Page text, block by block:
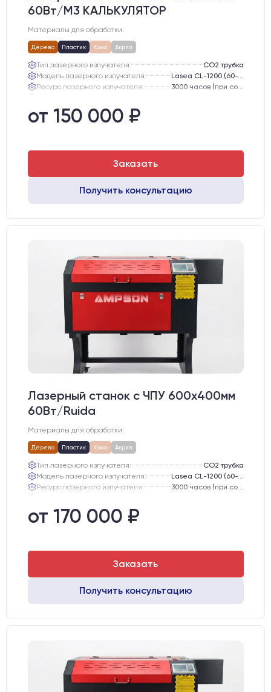
60Вт/М3 КАЛЬКУЛЯТОР
Материалы для обработки:
Дерево Пластик Кожа Акрил
Тип лазерного излучателя:
СО2 трубка
Модель лазерного излучателя:
Lasea CL-1200 (60-75 Вт)
Ресурс лазерного излучателя:
3000 часов (при соблюдении условий эксплуатации)
Зеркала:
Интерфейс подключения станка к ПК:
от 150 000 ₽
Заказать
Получить консультацию
Лазерный станок c ЧПУ 600х400мм
60Вт/Ruida
Материалы для обработки:
Дерево Пластик Кожа Акрил
Тип лазерного излучателя:
СО2 трубка
Модель лазерного излучателя:
Lasea CL-1200 (60-75 Вт)
Ресурс лазерного излучателя:
3000 часов (при соблюдении условий эксплуатации)
Зеркала:
Интерфейс подключения станка к ПК:
от 170 000 ₽
Заказать
Получить консультацию